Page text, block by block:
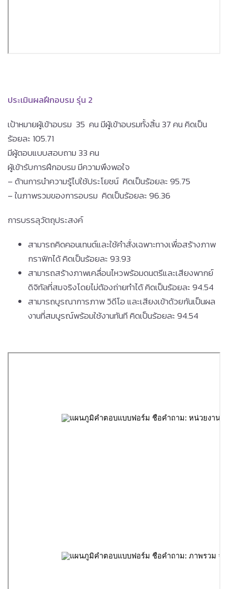
ประเมินผลฝึกอบรม รุ่น 2
เป้าหมายผู้เข้าอบรม 35 คน มีผู้เข้าอบรมทั้งสิ้น 37 คน คิดเป็น
ร้อยละ 105.71
มีผู้ตอบแบบสอบถาม 33 คน
ผู้เข้ารับการฝึกอบรม มีความพึงพอใจ
– ด้านการนำความรู้ไปใช้ประโยชน์ คิดเป็นร้อยละ 95.75
– ในภาพรวมของการอบรม คิดเป็นร้อยละ 96.36
การบรรลุวัตถุประสงค์
สามารถคิดคอนเทนต์และใช้คำสั่งเฉพาะทางเพื่อสร้างภาพ
กราฟิกได้ คิดเป็นร้อยละ 93.93
สามารถสร้างภาพเคลื่อนไหวพร้อมดนตรีและเสียงพากย์
ดิจิทัลที่สมจริงโดยไม่ต้องถ่ายทำได้ คิดเป็นร้อยละ 94.54
สามารถบูรณาการภาพ วิดีโอ และเสียงเข้าด้วยกันเป็นผล
งานที่สมบูรณ์พร้อมใช้งานทันที คิดเป็นร้อยละ 94.54